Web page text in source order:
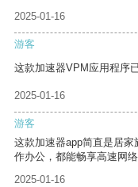
2025-01-16
游客
这款加速器VPM应用程序
2025-01-16
游客
这款加速器app简直是居
作办公，都能畅享高速网
2025-01-16